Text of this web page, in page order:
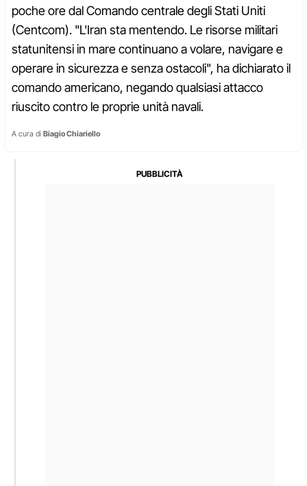
poche ore dal Comando centrale degli Stati Uniti
(Centcom). "L'Iran sta mentendo. Le risorse militari
statunitensi in mare continuano a volare, navigare e
operare in sicurezza e senza ostacoli", ha dichiarato il
comando americano, negando qualsiasi attacco
riuscito contro le proprie unità navali.
A cura di Biagio Chiariello